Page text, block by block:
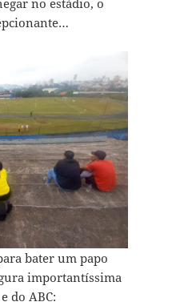
no estádio, o
bater um papo
importantíssima
do ABC: